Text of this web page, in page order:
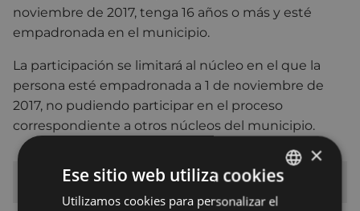
noviembre de 2017, tenga 16 años o más y esté
empadronada en el municipio.
La participación se limitará al núcleo en el que la
persona esté empadronada a 1 de noviembre de
2017, no pudiendo participar en el proceso
correspondiente a otros núcleos del municipio.
Procesos de participación
BASQUE
×
Ese sitio web utiliza cookies
Utilizamos cookies para personalizar el